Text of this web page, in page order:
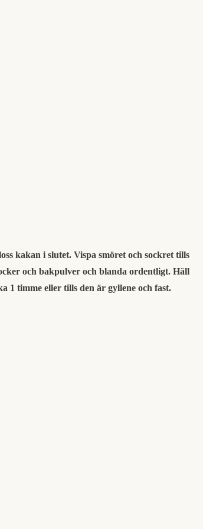
kakan i slutet. Vispa smöret och sockret tills
och bakpulver och blanda ordentligt. Häll
1 timme eller tills den är gyllene och fast.